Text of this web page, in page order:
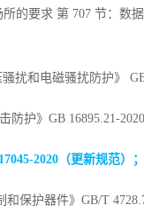
的要求 第 707 节：数
扰和电磁骚扰防护》
护》GB 16895.21-2020
2020（更新规范）；
保护器件》GB/T